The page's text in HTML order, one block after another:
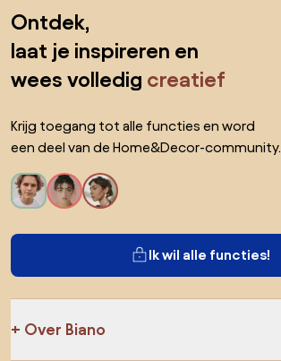
Ontdek,
laat je inspireren en
wees volledig creatief
Krijg toegang tot alle functies en word
een deel van de Home&Decor-community.
Ik wil alle functies!
Over Biano